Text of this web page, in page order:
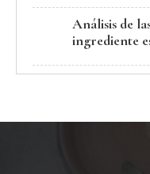
Análisis de
ingrediente